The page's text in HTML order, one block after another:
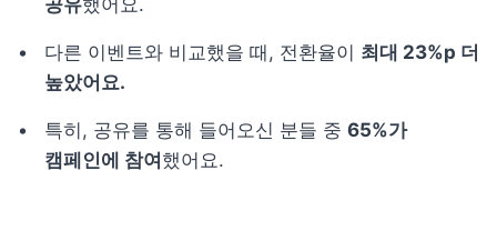
공유했어요.
다른 이벤트와 비교했을 때, 전환율이 최대 23%p 더
높았어요.
특히, 공유를 통해 들어오신 분들 중 65%가
캠페인에 참여 했어요.